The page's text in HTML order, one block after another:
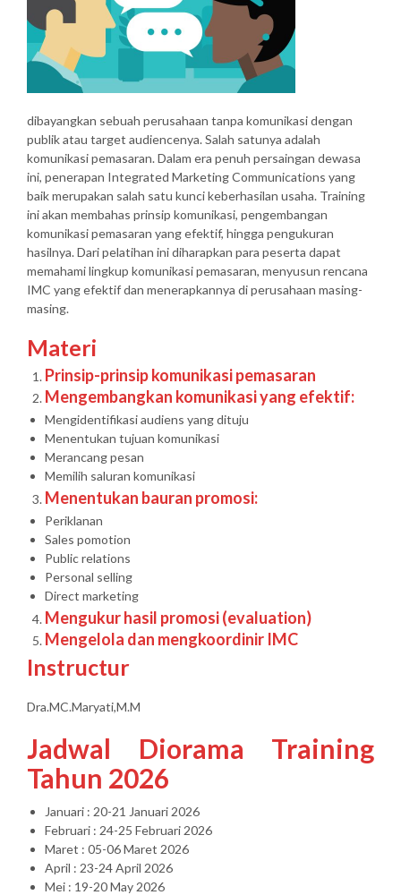
dibayangkan sebuah perusahaan tanpa komunikasi dengan
publik atau target audiencenya. Salah satunya adalah
komunikasi pemasaran. Dalam era penuh persaingan dewasa
ini, penerapan Integrated Marketing Communications yang
baik merupakan salah satu kunci keberhasilan usaha. Training
ini akan membahas prinsip komunikasi, pengembangan
komunikasi pemasaran yang efektif, hingga pengukuran
hasilnya. Dari pelatihan ini diharapkan para peserta dapat
memahami lingkup komunikasi pemasaran, menyusun rencana
IMC yang efektif dan menerapkannya di perusahaan masing-
masing.
Materi
Prinsip-prinsip komunikasi pemasaran
Mengembangkan komunikasi yang efektif:
Mengidentifikasi audiens yang dituju
Menentukan tujuan komunikasi
Merancang pesan
Memilih saluran komunikasi
Menentukan bauran promosi:
Periklanan
Sales pomotion
Public relations
Personal selling
Direct marketing
Mengukur hasil promosi (evaluation)
Mengelola dan mengkoordinir IMC
Instructur
Dra.MC.Maryati,M.M
Jadwal Diorama Training
Tahun 2026
Januari : 20-21 Januari 2026
Februari : 24-25 Februari 2026
Maret : 05-06 Maret 2026
April : 23-24 April 2026
Mei : 19-20 May 2026